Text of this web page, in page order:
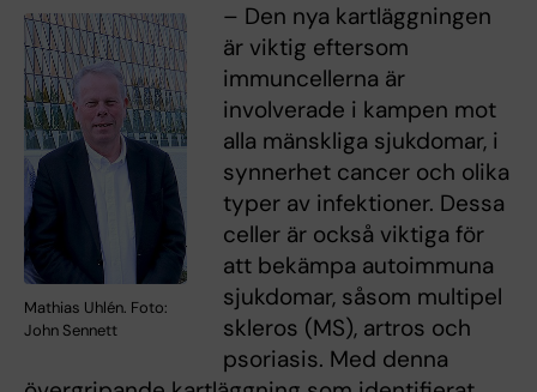
Mathias Uhlén. Foto:
John Sennett
– Den nya kartläggningen
är viktig eftersom
immuncellerna är
involverade i kampen mot
alla mänskliga sjukdomar, i
synnerhet cancer och olika
typer av infektioner. Dessa
celler är också viktiga för
att bekämpa autoimmuna
sjukdomar, såsom multipel
skleros (MS), artros och
psoriasis. Med denna